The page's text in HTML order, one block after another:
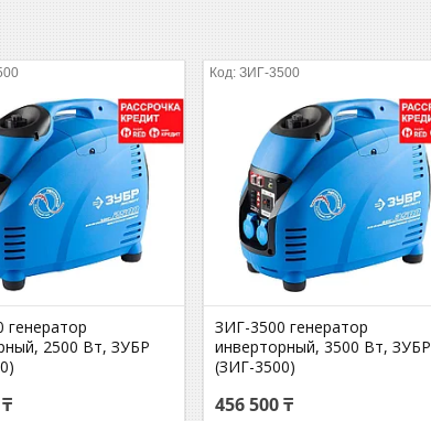
генератор
2500 Вт, ЗУБР
ЗИГ-3500
ЗИГ-3500 генератор
инверторный, 3500 Вт, ЗУБР
(ЗИГ-3500)
456 500 ₸